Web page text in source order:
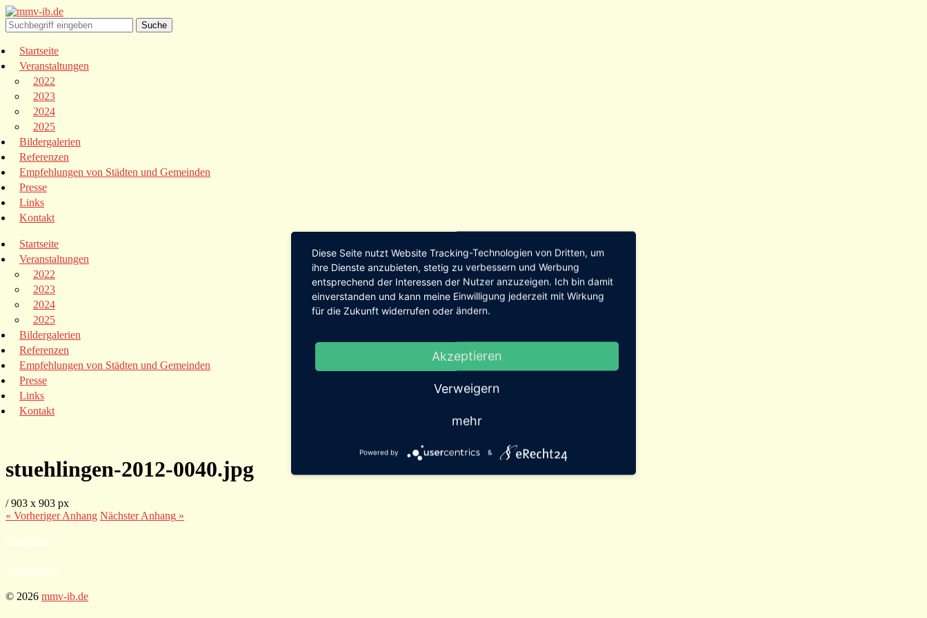
Startseite
Veranstaltungen
2022
2023
2024
2025
Bildergalerien
Referenzen
Empfehlungen von Städten und Gemeinden
Presse
Links
Kontakt
Startseite
Veranstaltungen
2022
2023
2024
2025
Bildergalerien
Referenzen
Empfehlungen von Städten und Gemeinden
Presse
Links
Kontakt
stuehlingen-2012-0040.jpg
/903 x 903 px
« VorherigerAnhang NächsterAnhang »
Impressum
Datenschutz
© 2026 mmv-ib.de
Diese Seite nutzt Website Tracking-Technologien von Dritten, um
ihre Dienste anzubieten, stetig zu verbessern und Werbung
entsprechend der Interessen der Nutzer anzuzeigen. Ich bin damit
einverstanden und kann meine Einwilligung jederzeit mit Wirkung
für die Zukunft widerrufen oder ändern.
Akzeptieren
Verweigern
mehr
Powered by &